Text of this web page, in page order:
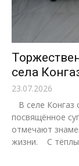
села
23.07.2026
В селе Конгаз
посвящённое
отмечают
жизни. С